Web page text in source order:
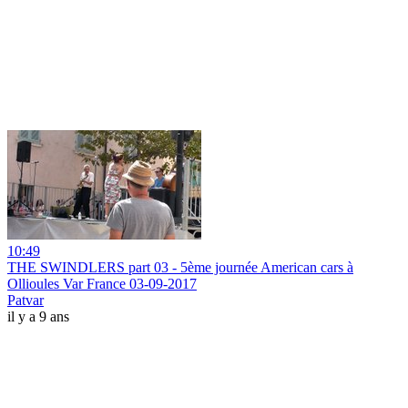
10:49
THE SWINDLERS part 03 - 5ème journée American cars à
Ollioules Var France 03-09-2017
Patvar
il y a 9 ans